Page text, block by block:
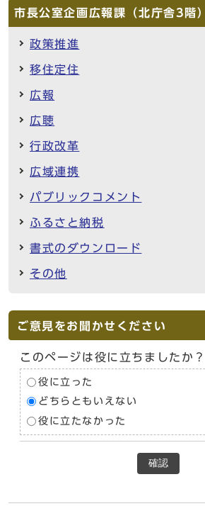
市長公室企画広報課（北庁舎3階）
政策推進
移住定住
広報
広聴
行政改革
広域連携
パブリックコメント
ふるさと納税
書式のダウンロード
その他
ご意見をお聞かせください
このページは役に立ちましたか？
役に立った
どちらともいえない
役に立たなかった
確認